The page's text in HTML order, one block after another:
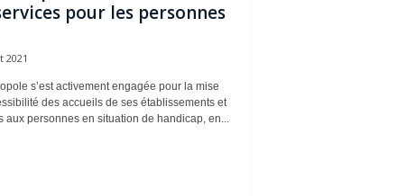
pour les personnes
2021
s’est activement engagée pour la mise
des accueils de ses établissements et
aux personnes en situation de handicap, en...